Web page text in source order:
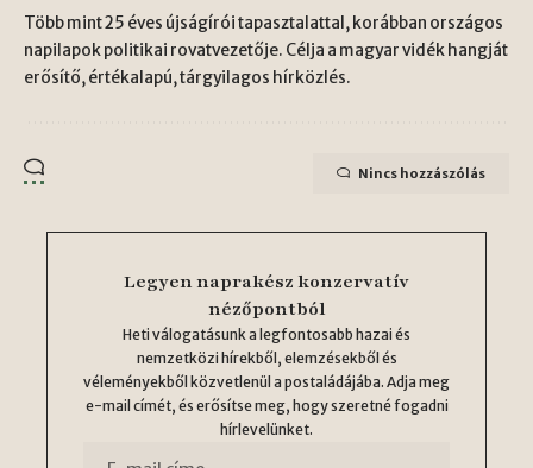
Több mint 25 éves újságírói tapasztalattal, korábban országos
napilapok politikai rovatvezetője. Célja a magyar vidék hangját
erősítő, értékalapú, tárgyilagos hírközlés.
Nincs hozzászólás
Legyen naprakész konzervatív
nézőpontból
Heti válogatásunk a legfontosabb hazai és
nemzetközi hírekből, elemzésekből és
véleményekből közvetlenül a postaládájába. Adja meg
e-mail címét, és erősítse meg, hogy szeretné fogadni
hírlevelünket.